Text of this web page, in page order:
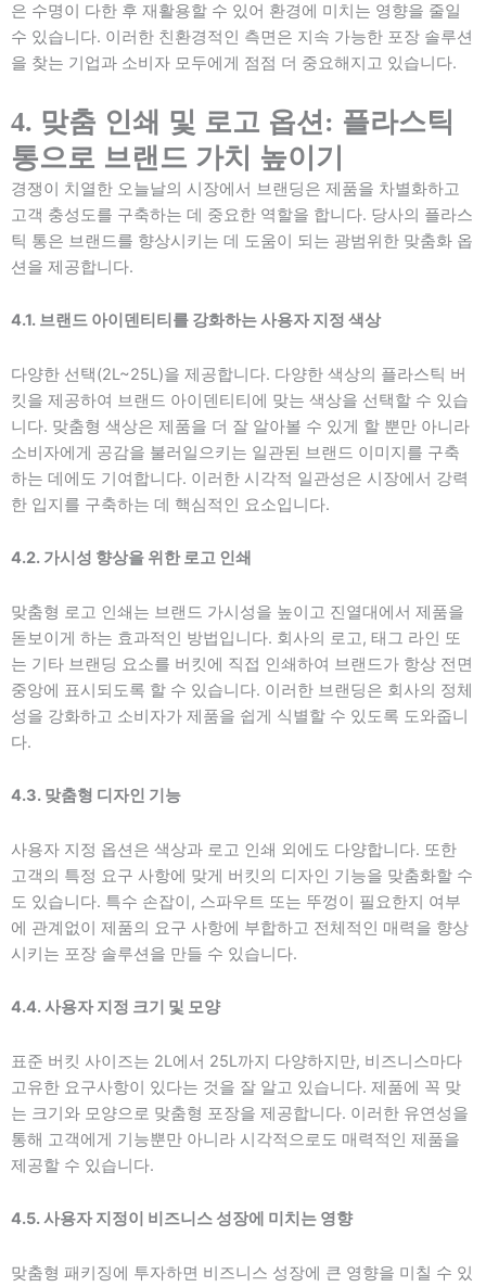
은 수명이 다한 후 재활용할 수 있어 환경에 미치는 영향을 줄일
수 있습니다. 이러한 친환경적인 측면은 지속 가능한 포장 솔루션
을 찾는 기업과 소비자 모두에게 점점 더 중요해지고 있습니다.
4. 맞춤 인쇄 및 로고 옵션: 플라스틱
통으로 브랜드 가치 높이기
경쟁이 치열한 오늘날의 시장에서 브랜딩은 제품을 차별화하고
고객 충성도를 구축하는 데 중요한 역할을 합니다. 당사의 플라스
틱 통은 브랜드를 향상시키는 데 도움이 되는 광범위한 맞춤화 옵
션을 제공합니다.
4.1. 브랜드 아이덴티티를 강화하는 사용자 지정 색상
다양한 선택(2L~25L)을 제공합니다. 다양한 색상의 플라스틱 버
킷을 제공하여 브랜드 아이덴티티에 맞는 색상을 선택할 수 있습
니다. 맞춤형 색상은 제품을 더 잘 알아볼 수 있게 할 뿐만 아니라
소비자에게 공감을 불러일으키는 일관된 브랜드 이미지를 구축
하는 데에도 기여합니다. 이러한 시각적 일관성은 시장에서 강력
한 입지를 구축하는 데 핵심적인 요소입니다.
4.2. 가시성 향상을 위한 로고 인쇄
맞춤형 로고 인쇄는 브랜드 가시성을 높이고 진열대에서 제품을
돋보이게 하는 효과적인 방법입니다. 회사의 로고, 태그 라인 또
는 기타 브랜딩 요소를 버킷에 직접 인쇄하여 브랜드가 항상 전면
중앙에 표시되도록 할 수 있습니다. 이러한 브랜딩은 회사의 정체
성을 강화하고 소비자가 제품을 쉽게 식별할 수 있도록 도와줍니
다.
4.3. 맞춤형 디자인 기능
사용자 지정 옵션은 색상과 로고 인쇄 외에도 다양합니다. 또한
고객의 특정 요구 사항에 맞게 버킷의 디자인 기능을 맞춤화할 수
도 있습니다. 특수 손잡이, 스파우트 또는 뚜껑이 필요한지 여부
에 관계없이 제품의 요구 사항에 부합하고 전체적인 매력을 향상
시키는 포장 솔루션을 만들 수 있습니다.
4.4. 사용자 지정 크기 및 모양
표준 버킷 사이즈는 2L에서 25L까지 다양하지만, 비즈니스마다
고유한 요구사항이 있다는 것을 잘 알고 있습니다. 제품에 꼭 맞
는 크기와 모양으로 맞춤형 포장을 제공합니다. 이러한 유연성을
통해 고객에게 기능뿐만 아니라 시각적으로도 매력적인 제품을
제공할 수 있습니다.
4.5. 사용자 지정이 비즈니스 성장에 미치는 영향
맞춤형 패키징에 투자하면 비즈니스 성장에 큰 영향을 미칠 수 있